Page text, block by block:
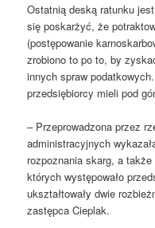
Ostatnią deską ratunku
się poskarżyć, że
(postępowanie
zrobiono to po to, by
innych spraw
przedsiębiorcy mieli pod
– Przeprowadzona przez
administracyjnych
rozpoznania skarg, a
których występowało
ukształtowały dwie
zastępca Cieplak.